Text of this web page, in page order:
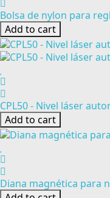
Bolsa de nylon para
Add to cart
CPL50 - Nivel láser
Add to cart
Diana magnética para